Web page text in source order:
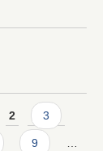
2 3
9